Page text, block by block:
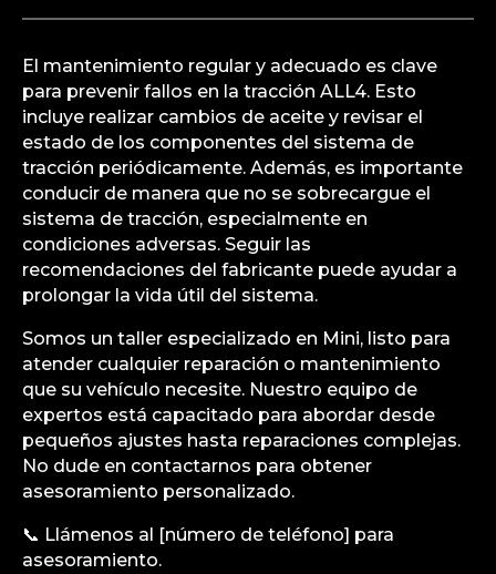
El mantenimiento regular y adecuado es clave
para prevenir fallos en la tracción ALL4. Esto
incluye realizar cambios de aceite y revisar el
estado de los componentes del sistema de
tracción periódicamente. Además, es importante
conducir de manera que no se sobrecargue el
sistema de tracción, especialmente en
condiciones adversas. Seguir las
recomendaciones del fabricante puede ayudar a
prolongar la vida útil del sistema.
Somos un taller especializado en Mini, listo para
atender cualquier reparación o mantenimiento
que su vehículo necesite. Nuestro equipo de
expertos está capacitado para abordar desde
pequeños ajustes hasta reparaciones complejas.
No dude en contactarnos para obtener
asesoramiento personalizado.
📞 Llámenos al [número de teléfono] para
asesoramiento.